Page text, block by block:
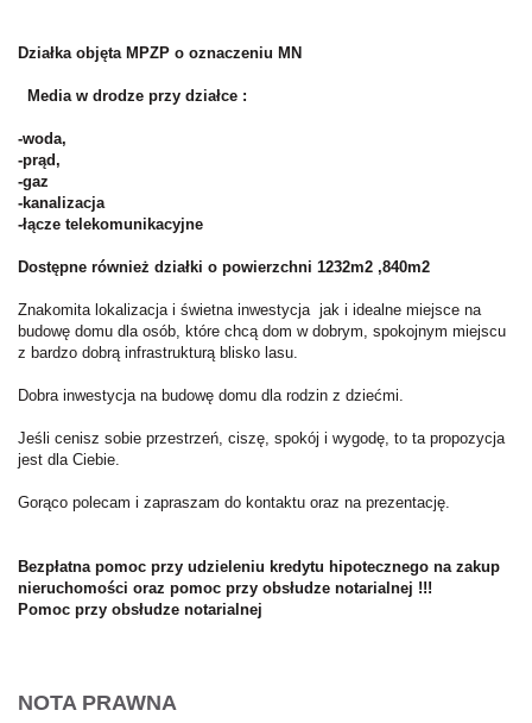
Działka objęta MPZP o oznaczeniu MN
Media w drodze przy działce :
-woda,
-prąd,
-gaz
-kanalizacja
-łącze telekomunikacyjne
Dostępne również działki o powierzchni 1232m2 ,840m2
Znakomita lokalizacja i świetna inwestycja jak i idealne miejsce na
budowę domu dla osób, które chcą dom w dobrym, spokojnym miejscu
z bardzo dobrą infrastrukturą blisko lasu.
Dobra inwestycja na budowę domu dla rodzin z dziećmi.
Jeśli cenisz sobie przestrzeń, ciszę, spokój i wygodę, to ta propozycja
jest dla Ciebie.
Gorąco polecam i zapraszam do kontaktu oraz na prezentację.
Bezpłatna pomoc przy udzieleniu kredytu hipotecznego na zakup
nieruchomości oraz pomoc przy obsłudze notarialnej !!!
Pomoc przy obsłudze notarialnej
NOTA PRAWNA